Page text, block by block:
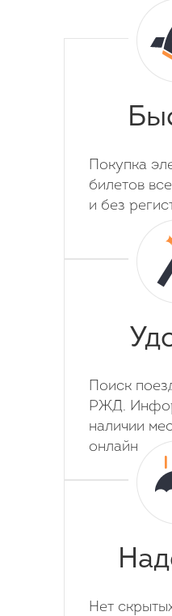
Покупка
билетов
и без
Поиск
РЖД.
наличии
онлайн
Нет